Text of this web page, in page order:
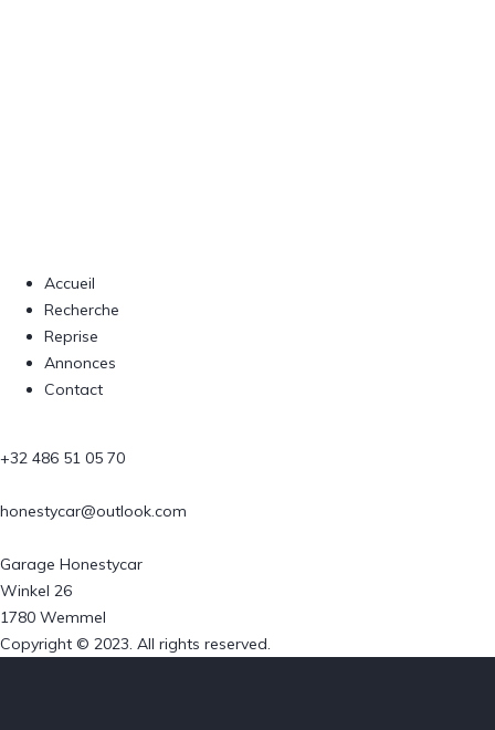
Accueil
Recherche
Reprise
Annonces
Contact
+32 486 51 05 70
honestycar@outlook.com
Garage Honestycar
Winkel 26
1780 Wemmel
Copyright © 2023. All rights reserved.